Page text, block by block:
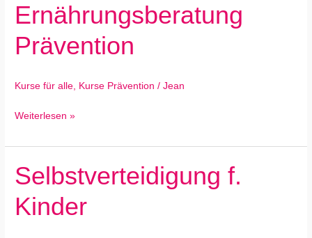
Ernährungsberatung
Prävention
Kurse für alle, Kurse Prävention /Jean
Ernährungsberatung
Prävention
Weiterlesen »
Selbstverteidigung f.
Kinder
Selbstverteidigung
f.
Kinder